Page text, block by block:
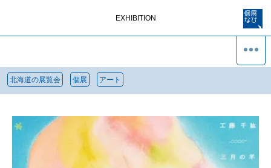
EXHIBITION
北海道の展覧会 個展 アート